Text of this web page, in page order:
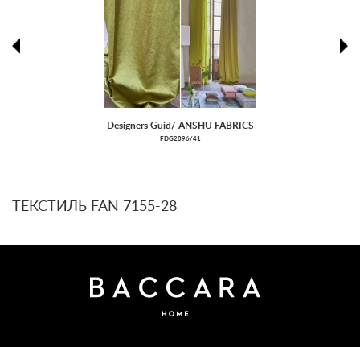
Designers Guid/ ANSHU FABRICS
FDG2896/41
ТЕКСТИЛЬ FAN 7155-28